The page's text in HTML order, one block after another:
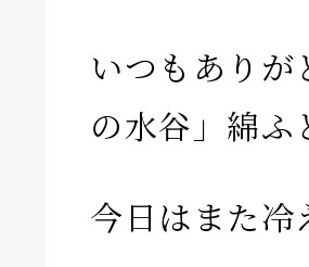
いつもあり
の水谷」綿
今日はまた冷